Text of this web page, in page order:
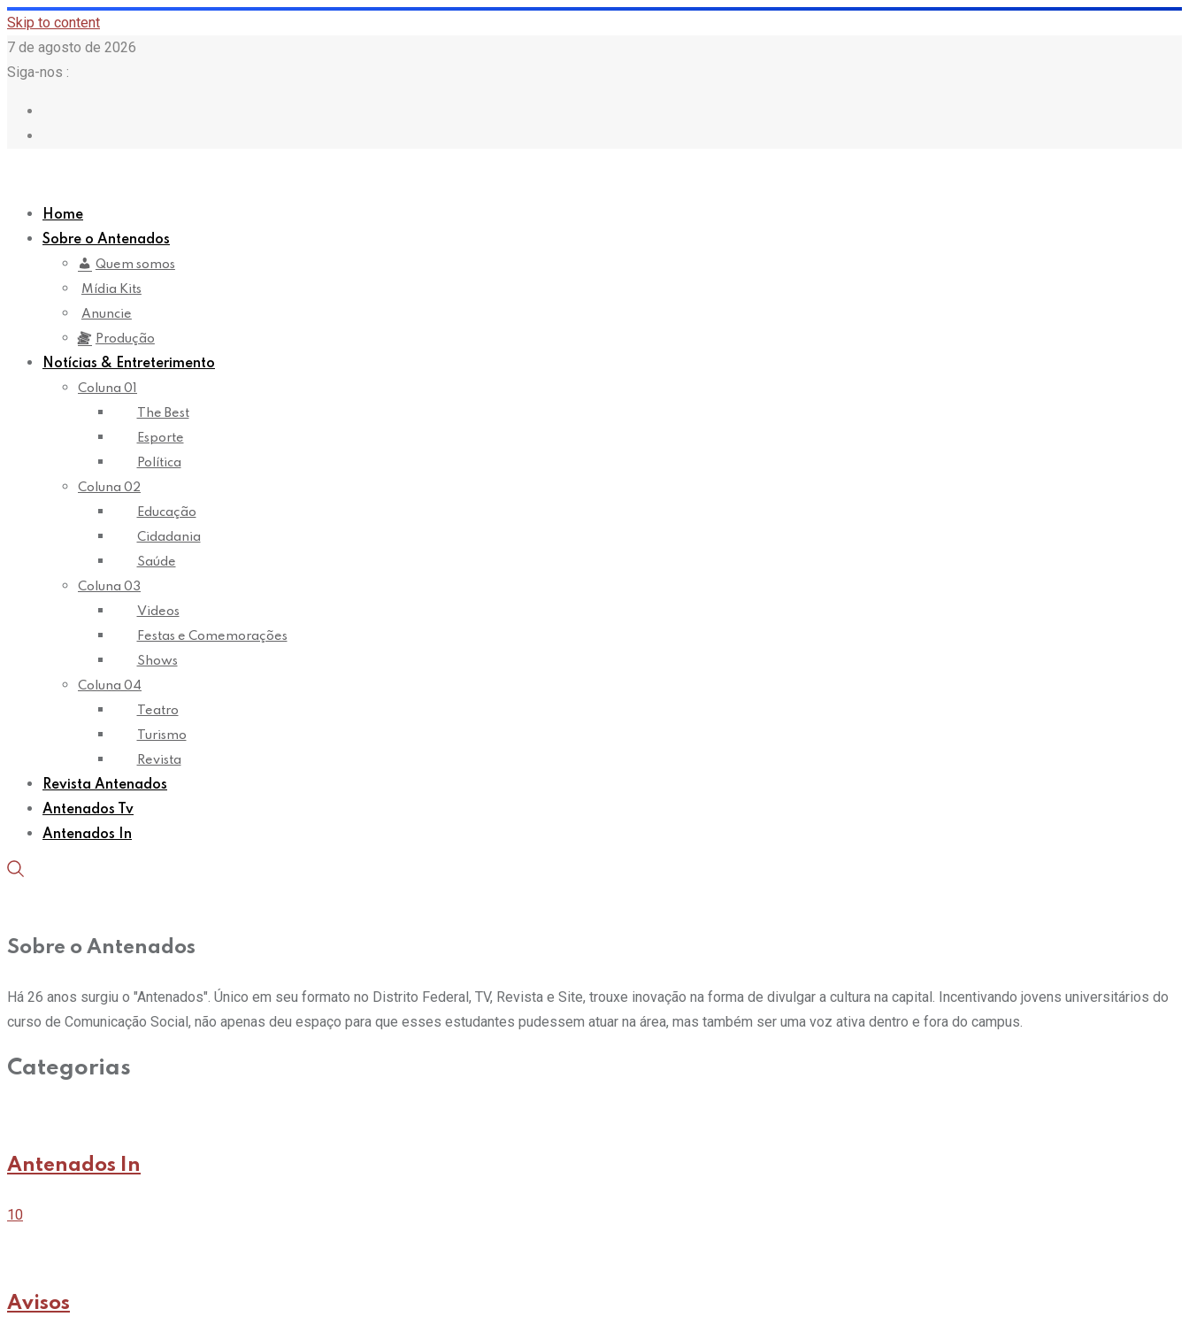
Skip to content
7 de agosto de 2026
Siga-nos :
Home
Sobre o Antenados
Quem somos
Mídia Kits
Anuncie
Produção
Notícias & Entreterimento
Coluna 01
The Best
Esporte
Política
Coluna 02
Educação
Cidadania
Saúde
Coluna 03
Videos
Festas e Comemorações
Shows
Coluna 04
Teatro
Turismo
Revista
Revista Antenados
Antenados Tv
Antenados In
Sobre o Antenados
Há 26 anos surgiu o "Antenados". Único em seu formato no Distrito Federal, TV, Revista e Site, trouxe inovação na forma de divulgar a cultura na capital. Incentivando jovens universitários do
curso de Comunicação Social, não apenas deu espaço para que esses estudantes pudessem atuar na área, mas também ser uma voz ativa dentro e fora do campus.
Categorias
Antenados In
10
Avisos